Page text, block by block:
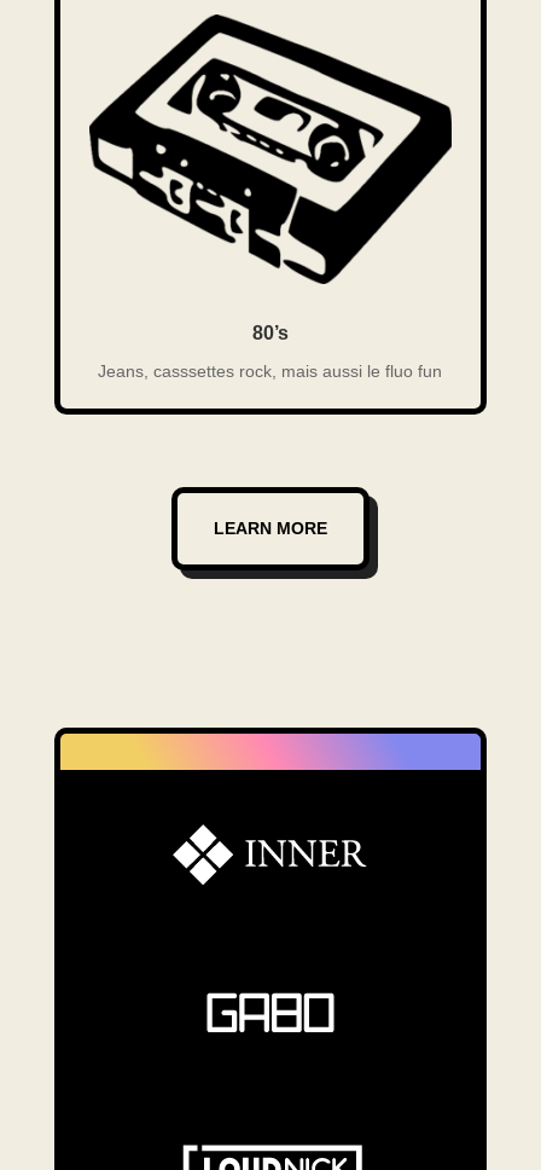
80’s
Jeans, casssettes rock, mais aussi le fluo fun
LEARN MORE